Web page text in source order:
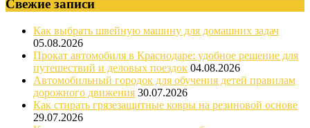
Свежие записи
Как выбрать швейную машину для домашних задач
05.08.2026
Прокат автомобиля в Краснодаре: удобное решение для
путешествий и деловых поездок 04.08.2026
Автомобильный городок для обучения детей правилам
дорожного движения 30.07.2026
Как стирать грязезащитные ковры на резиновой основе
29.07.2026